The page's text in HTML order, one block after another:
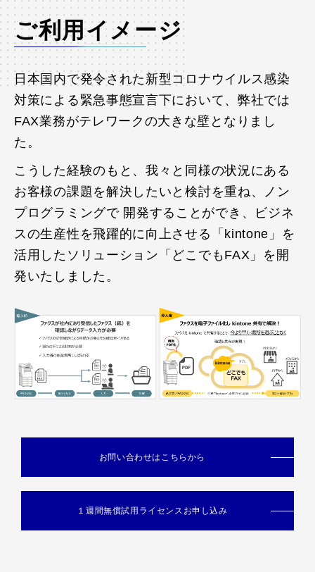
ご利用イメージ
日本国内で発令された新型コロナウイルス感染
対策による緊急事態宣言下において、弊社では
FAX業務がテレワークの大きな壁となりまし
た。
こうした経験のもと、我々と同様の状況にある
お客様の課題を解決したいと検討を重ね、ノン
プログラミングで 開発することができ、ビジネ
スの生産性を飛躍的に向上させる「kintone」を
活用したソリューション「どこでもFAX」を開
発いたしました。
お問い合わせはこちらから
１週間無償試用ライセンスお申し込み